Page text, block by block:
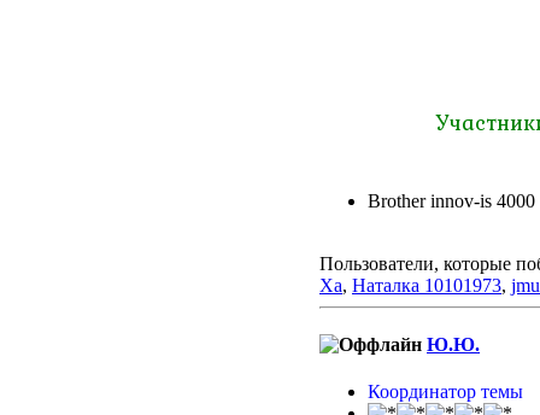
Brother innov-is 4000
Пользователи, которые
Xa, Наталка 10101973,
Ю.Ю.
Координатор темы